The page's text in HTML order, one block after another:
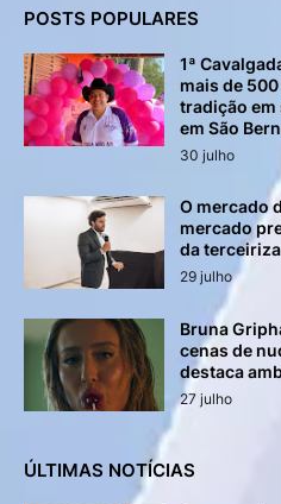
POSTS POPULARES
1ª
mais de
tradição
em São
30 julho
O mercado
mercado
da
29 julho
Bruna
cenas de
destaca
27 julho
ÚLTIMAS NOTÍCIAS